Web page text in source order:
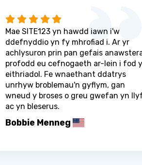
Mae SITE123 yn hawdd iawn i'w
ddefnyddio yn fy mhrofiad i. Ar yr
achlysuron prin pan gefais
profodd eu cefnogaeth ar-lein i fod
eithriadol. Fe wnaethant ddatrys
unrhyw broblemau'n gyflym, gan
wneud y broses o greu gwefan yn
ac yn bleserus.
Bobbie Menneg